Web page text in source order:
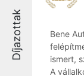
Díjazottak
Bene
ismert,
A